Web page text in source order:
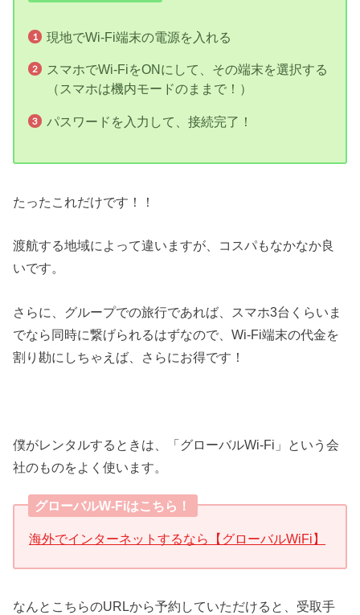
現地でWi-Fi端末の電源を入れる
スマホでWi-FiをONにして、その端末を選択する
（スマホは機内モードのままで！）
パスワードを入力して、接続完了！
たったこれだけです！！
渡航する地域によって違いますが、コスパもなかなか良
いです。
さらに、グループでの旅行であれば、スマホ3台くらいま
でなら同時に繋げられるはずなので、Wi-Fi端末の代金を
割り勘にしちゃえば、さらにお得です！
僕がレンタルするときは、「グローバルWi-Fi」という会
社のものをよく使います。
グローバルW-Fiはこちら！
海外でインターネットするなら【グローバルWiFi】
なんとこちらのURLから予約していただけると、受取手